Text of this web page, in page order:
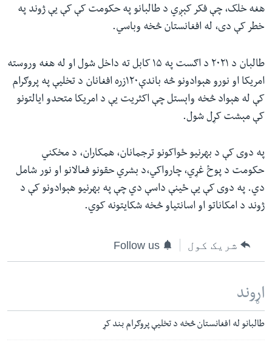
هغه خلک، چې فکر کېږي د طالبانو په حکومت کې کې یې ژوند په
خطر کې دی، له افغانستان څخه وباسي.
طالبان د ۲۰۲۱ د اګست په ۱۵ کابل ته داخل شول او له هغه وروسته
امریکا او نورو هېوادونو څه باندې۱۲۰زره افغانان د تخلیې په پروګرام
کې له هېواد څخه واېستل چې اکثریت یې د امریکا متحدو ایالتونو
کې مېشت کړل شول.
په دوی کې د بهرنیو ځواکونو ترجمانان، همکاران، د مخکني
حکومت د پوځ غړي، چارواکي،‌د بشري حقونو فعالانو او نور شامل
دي. په دوی کې یې ځینې داسې دي‌ چې په بهرنیو هېوادونو کې د
ژوند د امکاناتو او اسانتیاو څخه شکایتونه کوي.
شریک کول Follow us
اړوند
طالبانو له افغانستان څخه د تخلیې پروګرام بند کړ